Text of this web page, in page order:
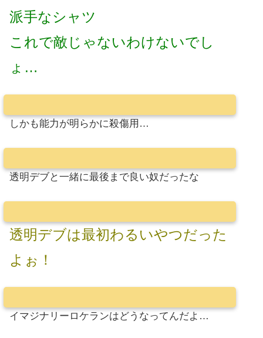
派手なシャツ
これで敵じゃないわけないでし
ょ…
しかも能力が明らかに殺傷用…
透明デブと一緒に最後まで良い奴だったな
透明デブは最初わるいやつだった
よぉ！
イマジナリーロケランはどうなってんだよ…